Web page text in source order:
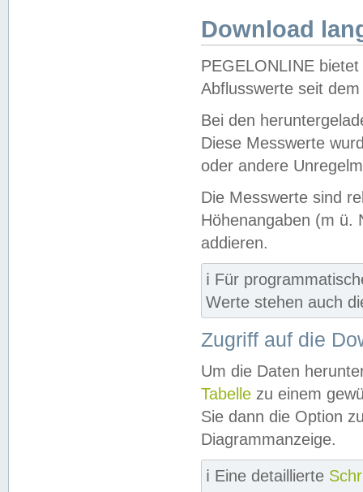
Download
PEGELONLINE
Abflusswerte seit
Bei den
Diese Messwerte
oder andere
Die Messwerte sind
Höhenangaben (m ü.
addieren.
ℹ️ Für
Werte stehen auch
Zugriff auf die
Um die Daten
Tabelle zu einem
Sie dann die Option
Diagrammanzeige.
ℹ️ Eine detaillierte